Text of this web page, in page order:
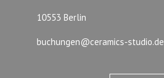
10553 Berlin
buchungen@ceramics-studio.de